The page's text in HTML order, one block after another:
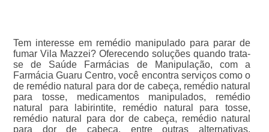
Tem interesse em remédio manipulado para parar de
fumar Vila Mazzei? Oferecendo soluções quando trata-
se de Saúde Farmácias de Manipulação, com a
Farmácia Guaru Centro, você encontra serviços como o
de remédio natural para dor de cabeça, remédio natural
para tosse, medicamentos manipulados, remédio
natural para labirintite, remédio natural para tosse,
remédio natural para dor de cabeça, remédio natural
para dor de cabeça, entre outras alternativas.